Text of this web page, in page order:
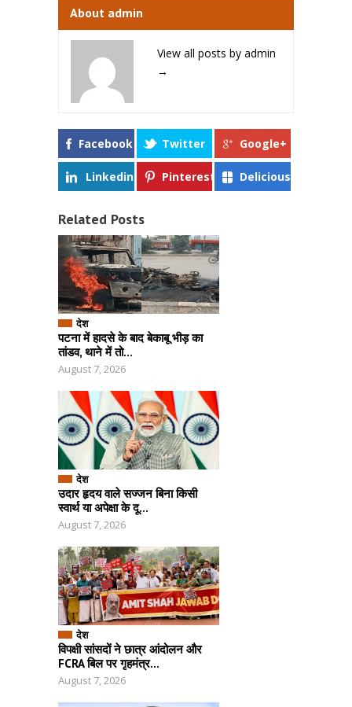
About admin
View all posts by admin
→
Facebook Twitter Google+
Linkedin Pinterest Delicious
Related Posts
देश
पटना में हादसे के बाद बेकाबू भीड़ का
तांडव, थाने में तो...
August 7, 2026
देश
उदार हृदय वाले सज्जन बिना किसी
स्वार्थ या अपेक्षा के दू...
August 7, 2026
देश
विपक्षी सांसदों ने छात्र आंदोलन और
FCRA बिल पर गृहमंत्र...
August 7, 2026